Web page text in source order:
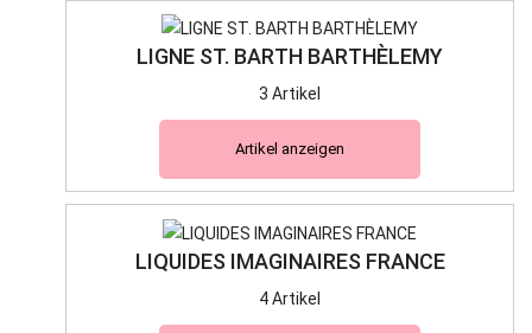
LIGNE ST. BARTH BARTHÈLEMY
3 Artikel
Artikel anzeigen
LIQUIDES IMAGINAIRES FRANCE
4 Artikel